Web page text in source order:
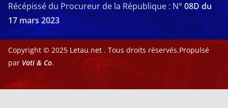
Récépissé du Procureur de la République : N° 08D du
17 mars 2023
Copyright © 2025 Letau.net . Tous droits réservés.Propulsé
par Vati & Co.